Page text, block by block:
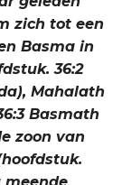
zich tot een
Basma in
36:2
Mahalath
Basmath
zoon van